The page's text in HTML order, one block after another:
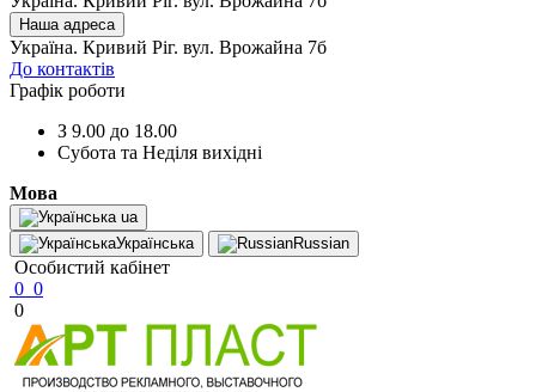
Наша адреса
Україна. Кривий Ріг. вул. Врожайна 7б
До контактів
Графік роботи
З 9.00 до 18.00
Субота та Неділя вихідні
Мова
ua
Українська
Russian
Особистий кабінет
0 0
0